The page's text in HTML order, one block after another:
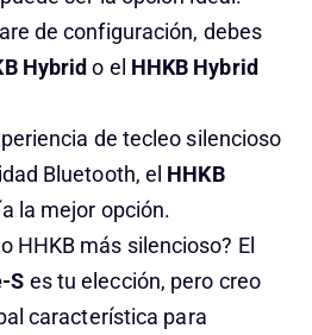
de configuración, debes
Hybrid o el HHKB Hybrid
de tecleo silencioso
Bluetooth, el HHKB
la mejor opción.
HHKB más silencioso? El
S es tu elección, pero creo
característica para